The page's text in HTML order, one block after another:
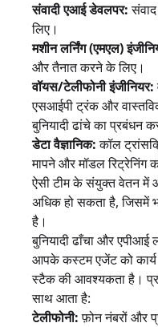
संवादी एआई डेवलपर:
लिए।
मशीन लर्निंग (एमएल)
और तैनात करने के लिए।
वॉयस/टेलीफोनी इंजीनियर:
एसआईपी ट्रंक और
बुनियादी ढांचे का प्रबंधन
डेटा वैज्ञानिक:कॉल
मापने और मॉडल रिट्रेनिंग
ऐसी टीम के संयुक्त वेतन में
अधिक हो सकता है, जिसमें
है।
बुनियादी ढाँचा और एपीआई
आपके कस्टम एजेंट को
स्टैक की आवश्यकता है।
साथ आता है:
टेलीफोनी:फ़ोन नंबरों और